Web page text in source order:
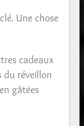
Une chose
cadeaux
du réveillon
gâtées